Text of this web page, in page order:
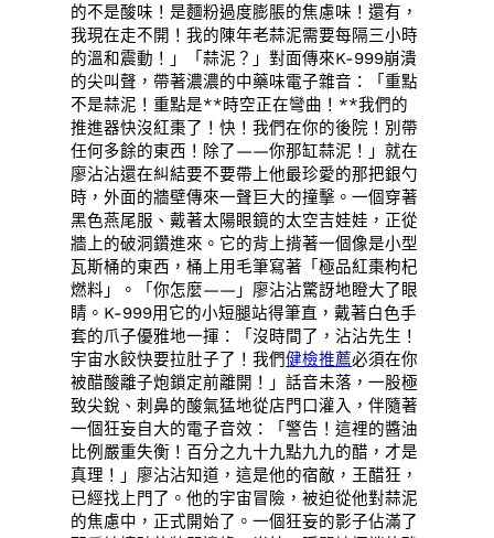
的不是酸味！是麵粉過度膨脹的焦慮味！還有，
我現在走不開！我的陳年老蒜泥需要每隔三小時
的溫和震動！」「蒜泥？」對面傳來K-999崩潰
的尖叫聲，帶著濃濃的中藥味電子雜音：「重點
不是蒜泥！重點是**時空正在彎曲！**我們的
推進器快沒紅棗了！快！我們在你的後院！別帶
任何多餘的東西！除了——你那缸蒜泥！」就在
廖沾沾還在糾結要不要帶上他最珍愛的那把銀勺
時，外面的牆壁傳來一聲巨大的撞擊。一個穿著
黑色燕尾服、戴著太陽眼鏡的太空吉娃娃，正從
牆上的破洞鑽進來。它的背上揹著一個像是小型
瓦斯桶的東西，桶上用毛筆寫著「極品紅棗枸杞
燃料」。「你怎麼——」廖沾沾驚訝地瞪大了眼
睛。K-999用它的小短腿站得筆直，戴著白色手
套的爪子優雅地一揮：「沒時間了，沾沾先生！
宇宙水餃快要拉肚子了！我們健檢推薦必須在你
被醋酸離子炮鎖定前離開！」話音未落，一股極
致尖銳、刺鼻的酸氣猛地從店門口灌入，伴隨著
一個狂妄自大的電子音效：「警告！這裡的醬油
比例嚴重失衡！百分之九十九點九九的醋，才是
真理！」廖沾沾知道，這是他的宿敵，王醋狂，
已經找上門了。他的宇宙冒險，被迫從他對蒜泥
的焦慮中，正式開始了。一個狂妄的影子佔滿了